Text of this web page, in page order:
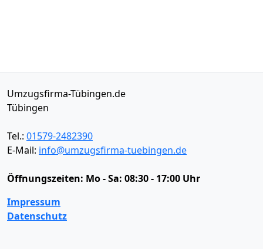
Umzugsfirma-Tübingen.de
Tübingen
Tel.: 01579-2482390
E-Mail: info@umzugsfirma-tuebingen.de
Öffnungszeiten: Mo - Sa: 08:30 - 17:00 Uhr
Impressum
Datenschutz